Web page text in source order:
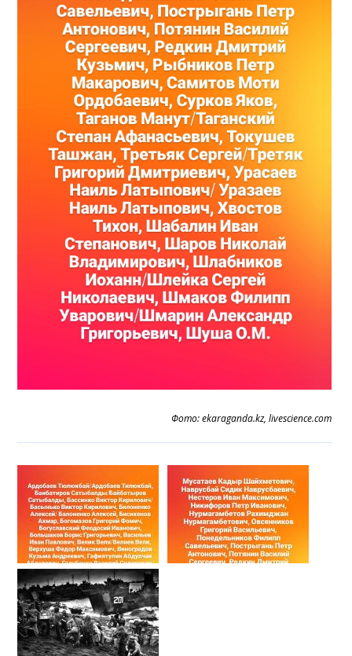
Фото: ekaraganda.kz, livescience.com